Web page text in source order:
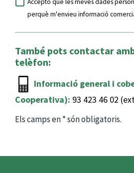
Accepto que les meves dades
perquè m'envieu informació
També pots contactar
telèfon:
Informació general i
Cooperativa): 93 423 46 02
Els camps en * són obligatoris.